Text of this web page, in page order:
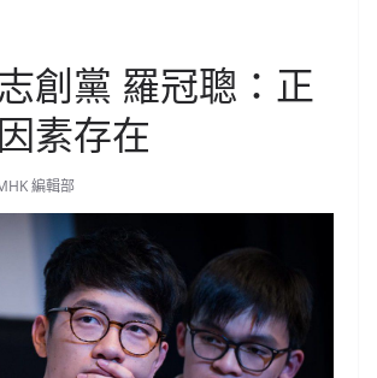
創黨 羅冠聰：正
素存在
編輯部